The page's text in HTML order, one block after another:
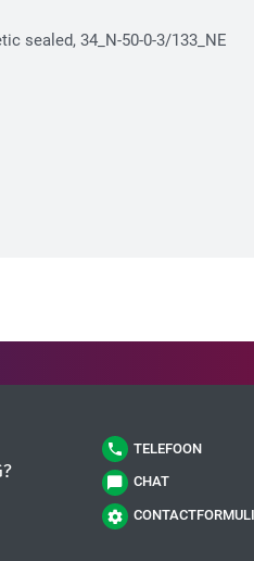
sealed, 34_N-50-0-3/133_NE
TELEFOON
CHAT